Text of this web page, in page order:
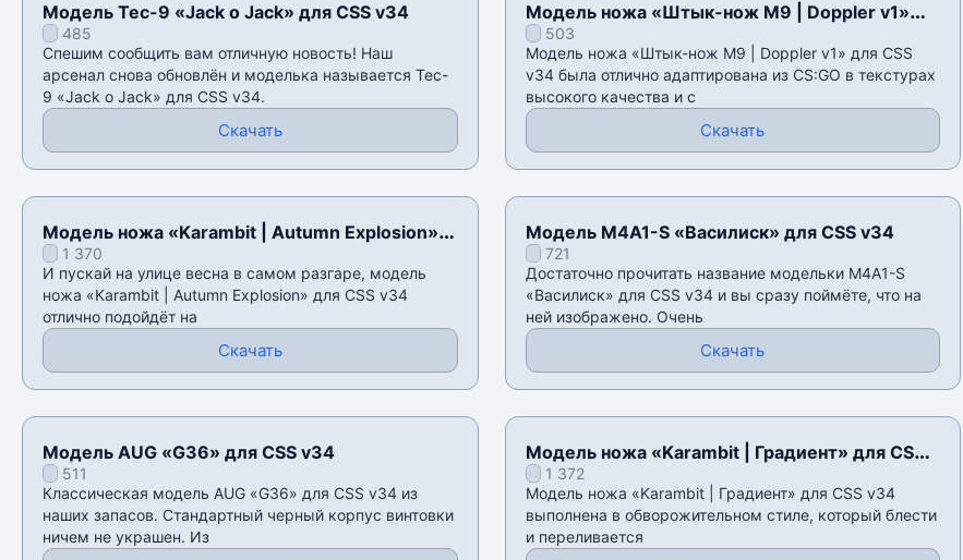
Модель Tec-9 «Jack o Jack» для CSS v34
485
Спешим сообщить вам отличную новость! Наш
арсенал снова обновлён и моделька называется Tec-
9 «Jack o Jack» для CSS v34.
Скачать
Модель ножа «Штык-нож M9 | Doppler v1»
для CSS v34
503
Модель ножа «Штык-нож M9 | Doppler v1» для CSS
v34 была отлично адаптирована из CS:GO в текстурах
высокого качества и с
Скачать
Модель ножа «Karambit | Autumn Explosion»
для CSS v34
1 370
И пускай на улице весна в самом разгаре, модель
ножа «Karambit | Autumn Explosion» для CSS v34
отлично подойдёт на
Скачать
Модель M4A1-S «Василиск» для CSS v34
721
Достаточно прочитать название модельки M4A1-S
«Василиск» для CSS v34 и вы сразу поймëте, что на
ней изображено. Очень
Скачать
Модель AUG «G36» для CSS v34
511
Классическая модель AUG «G36» для CSS v34 из
наших запасов. Стандартный черный корпус винтовки
ничем не украшен. Из
Модель ножа «Karambit | Градиент» для CSS
v341 372
Модель ножа «Karambit | Градиент» для CSS v34
выполнена в обворожительном стиле, который блести
и переливается